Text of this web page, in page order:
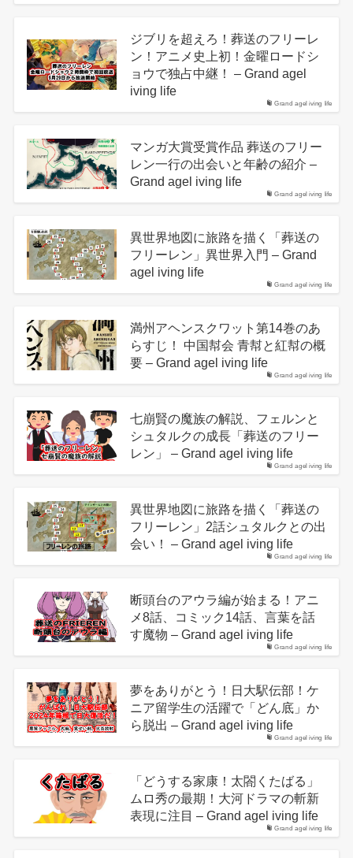
Grand agel iving life
ジブリを超えろ！葬送のフリーレ
ン！アニメ史上初！金曜ロードシ
ョウで独占中継！ – Grand agel
iving life
Grand agel iving life
マンガ大賞受賞作品 葬送のフリー
レン一行の出会いと年齢の紹介 –
Grand agel iving life
Grand agel iving life
異世界地図に旅路を描く「葬送の
フリーレン」異世界入門 – Grand
agel iving life
Grand agel iving life
満州アヘンスクワット第14巻のあ
らすじ！ 中国幇会 青幇と紅幇の概
要 – Grand agel iving life
Grand agel iving life
七崩賢の魔族の解説、フェルンと
シュタルクの成長「葬送のフリー
レン」 – Grand agel iving life
Grand agel iving life
異世界地図に旅路を描く「葬送の
フリーレン」2話シュタルクとの出
会い！ – Grand agel iving life
Grand agel iving life
断頭台のアウラ編が始まる！アニ
メ8話、コミック14話、言葉を話
す魔物 – Grand agel iving life
Grand agel iving life
夢をありがとう！日大駅伝部！ケ
ニア留学生の活躍で「どん底」か
ら脱出 – Grand agel iving life
Grand agel iving life
「どうする家康！太閤くたばる」
ムロ秀の最期！大河ドラマの斬新
表現に注目 – Grand agel iving life